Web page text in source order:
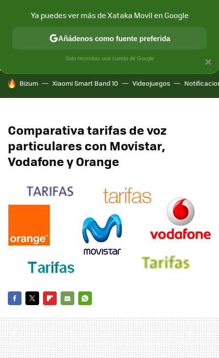
CONECTIVIDAD MÓVIL Y SOCIEDAD APLICACIONES
HOY SE HABLA DE
Bizum Xiaomi Smart Band 10 Videojuegos
Comparativa tarifas de voz
particulares con Movistar,
Vodafone y Orange
MAIL
×
Ya puedes ver más de Xataka Movil en Google
Añádenos como fuente preferida
Solo necesitas una cuenta de Google